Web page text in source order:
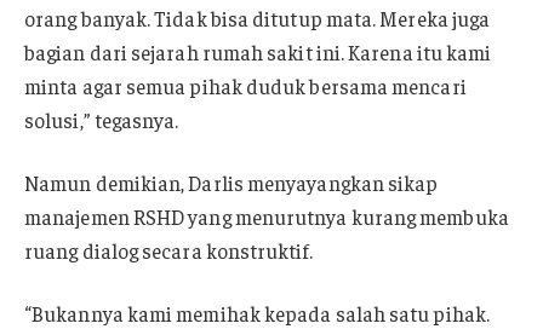
orang banyak. Tidak bisa ditutup mata. Mereka juga
bagian dari sejarah rumah sakit ini. Karena itu kami
minta agar semua pihak duduk bersama mencari
solusi,” tegasnya.
Namun demikian, Darlis menyayangkan sikap
manajemen RSHD yang menurutnya kurang membuka
ruang dialog secara konstruktif.
“Bukannya kami memihak kepada salah satu pihak.